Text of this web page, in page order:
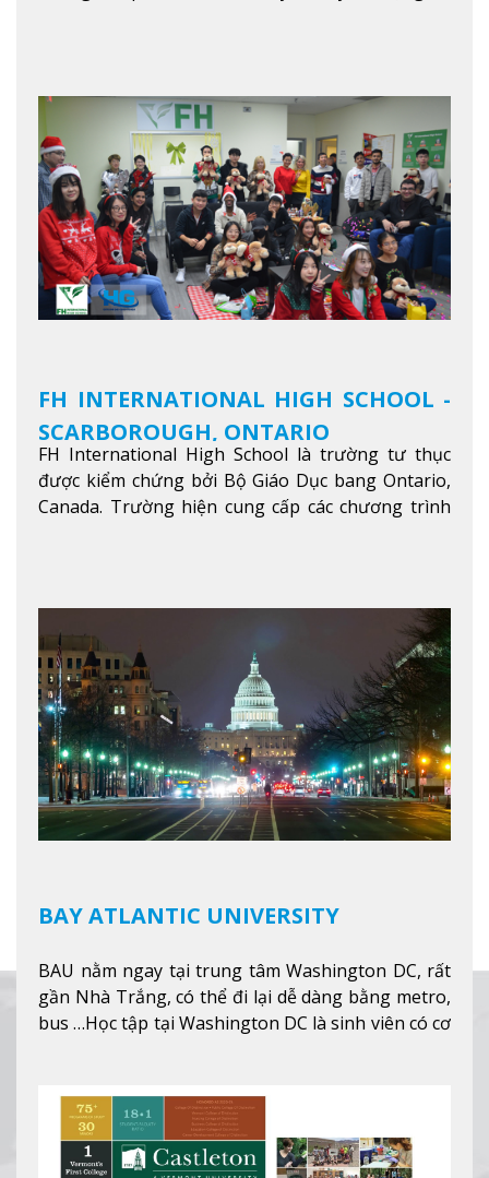
FH INTERNATIONAL HIGH SCHOOL -
SCARBOROUGH, ONTARIO
FH International High School là trường tư thục
được kiểm chứng bởi Bộ Giáo Dục bang Ontario,
Canada. Trường hiện cung cấp các chương trình
nhanh chóng môi trường học tại Canada.Xem
thêm
BAY ATLANTIC UNIVERSITY
BAU nằm ngay tại trung tâm Washington DC, rất
gần Nhà Trắng, có thể đi lại dễ dàng bằng metro,
bus …Học tập tại Washington DC là sinh viên có cơ
nghiệp ở Mỹ, #7 thành phố an toàn nhất trên Thế
Xem thêm